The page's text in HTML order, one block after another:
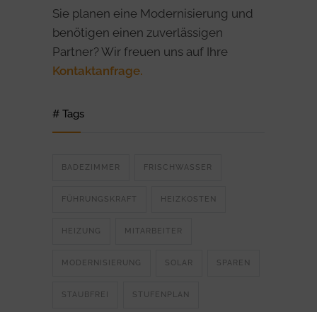
Sie planen eine Modernisierung und
benötigen einen zuverlässigen
Partner? Wir freuen uns auf Ihre
Kontaktanfrage.
# Tags
BADEZIMMER FRISCHWASSER
FÜHRUNGSKRAFT HEIZKOSTEN
HEIZUNG MITARBEITER
MODERNISIERUNG SOLAR SPAREN
STAUBFREI STUFENPLAN